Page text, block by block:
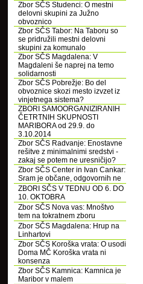
Zbor SČS Studenci: O mestni
delovni skupini za Južno
obvoznico
Zbor SČS Tabor: Na Taboru so
se pridružili mestni delovni
skupini za komunalo
Zbor SČS Magdalena: V
Magdaleni še naprej na temo
solidarnosti
Zbor SČS Pobrežje: Bo del
obvoznice skozi mesto izvzet iz
vinjetnega sistema?
ZBORI SAMOORGANIZIRANIH
ČETRTNIH SKUPNOSTI
MARIBORA od 29.9. do
3.10.2014
Zbor SČS Radvanje: Enostavne
rešitve z minimalnimi sredstvi -
zakaj se potem ne uresničijo?
Zbor SČS Center in Ivan Cankar:
Sram je občane, odgovornih ne
ZBORI SČS V TEDNU OD 6. DO
10. OKTOBRA
Zbor SČS Nova vas: Mnoštvo
tem na tokratnem zboru
Zbor SČS Magdalena: Hrup na
Linhartovi
Zbor SČS Koroška vrata: O usodi
Doma MČ Koroška vrata ni
konsenza
Zbor SČS Kamnica: Kamnica je
Maribor v malem